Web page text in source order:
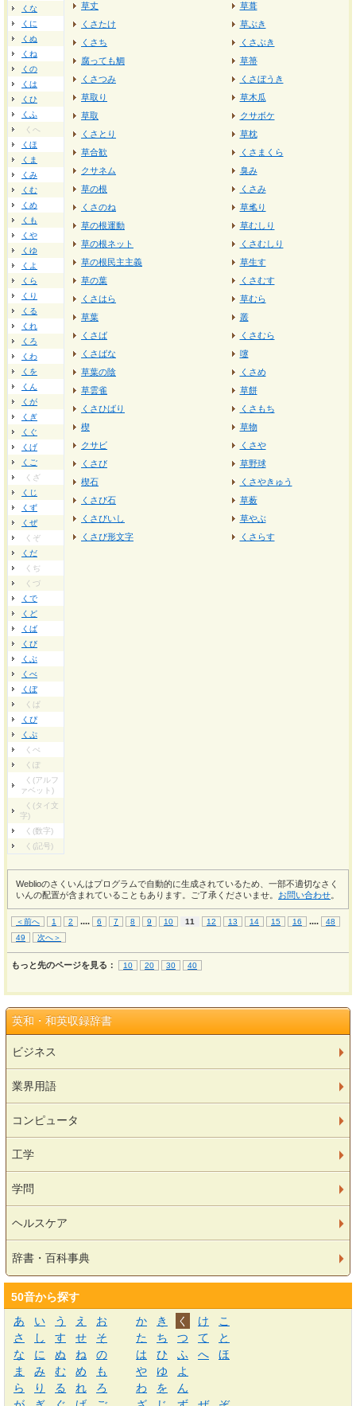
くな
くに
くぬ
くね
くの
くは
くひ
くふ
くへ
くほ
くま
くみ
くむ
くめ
くも
くや
くゆ
くよ
くら
くり
くる
くれ
くろ
くわ
くを
くん
くが
くぎ
くぐ
くげ
くご
くざ
くじ
くず
くぜ
くぞ
くだ
くぢ
くづ
くで
くど
くば
くび
くぶ
くべ
くぼ
くぱ
くぴ
くぷ
くぺ
くぽ
く(アルフ
ァベット)
く(タイ文
字)
く(数字)
く(記号)
草丈
くさたけ
くさち
腐っても鯛
くさつみ
草取り
草取
くさとり
草合歓
クサネム
草の根
くさのね
草の根運動
草の根ネット
草の根民主主義
草の葉
くさはら
草葉
くさば
くさばな
草葉の陰
草雲雀
くさひばり
楔
クサビ
くさび
楔石
くさび石
くさびいし
くさび形文字
草葺
草ぶき
くさぶき
草箒
くさぼうき
草木瓜
クサボケ
草枕
くさまくら
臭み
くさみ
草毟り
草むしり
くさむしり
草生す
くさむす
草むら
叢
くさむら
嚔
くさめ
草餅
くさもち
草物
くさや
草野球
くさやきゅう
草薮
草やぶ
くさらす
Weblioのさくいんはプログラムで自動的に生成されているため、一部不適切なさく
いんの配置が含まれていることもあります。ご了承くださいませ。 お問い合わせ
＜前へ 1 2 .... 6 7 8 9 10 11 12 13 14 15 16 ....
48
49
次へ＞
もっと先のページを見る： 10 20 30 40
英和・和英収録辞書
ビジネス
業界用語
コンピュータ
工学
学問
ヘルスケア
辞書・百科事典
50音から探す
あ
い う え お か き く け
こ
さ
し す せ そ た ち つ て
と
な
に ぬ ね の は ひ ふ へ
ほ
ま
み む め も や ゆ
よ
ら
り る れ ろ わ を
ん